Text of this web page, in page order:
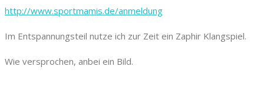
http://www.sportmamis.de/anmeldung
Im Entspannungsteil nutze ich zur Zeit ein Zaphir Klangspiel.
Wie versprochen, anbei ein Bild.